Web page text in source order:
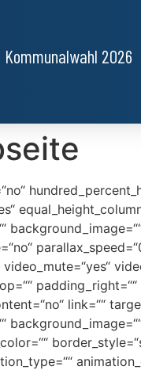
Kommunalwahl 2026
link=““